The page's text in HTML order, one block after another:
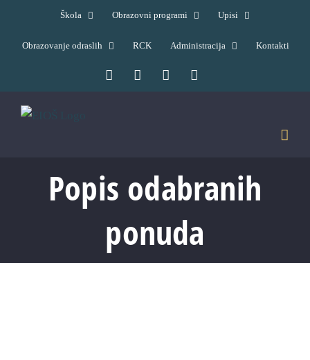
content
Škola Obrazovni programi Upisi
Obrazovanje odraslih RCK Administracija Kontakti
FacebookYouTube
Popis odabranih
ponuda